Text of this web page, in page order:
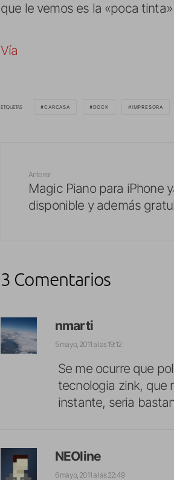
que le vemos es la «poca
Vía
ETIQUETAS CARCASA DOCK IMPRESORA
Anterior
Magic Piano para iPhone
disponible y además
3 Comentarios
nmarti
5 mayo, 2011 a las 19:12
Se me ocurre que
tecnologia zink, que
instante, seria
NEOline
6 mayo, 2011 a las 22:49